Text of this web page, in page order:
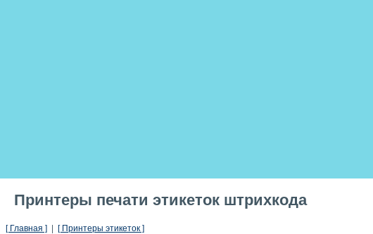
Принтеры печати этикеток штрихкода
[ Главная ] [ Принтеры этикеток ]